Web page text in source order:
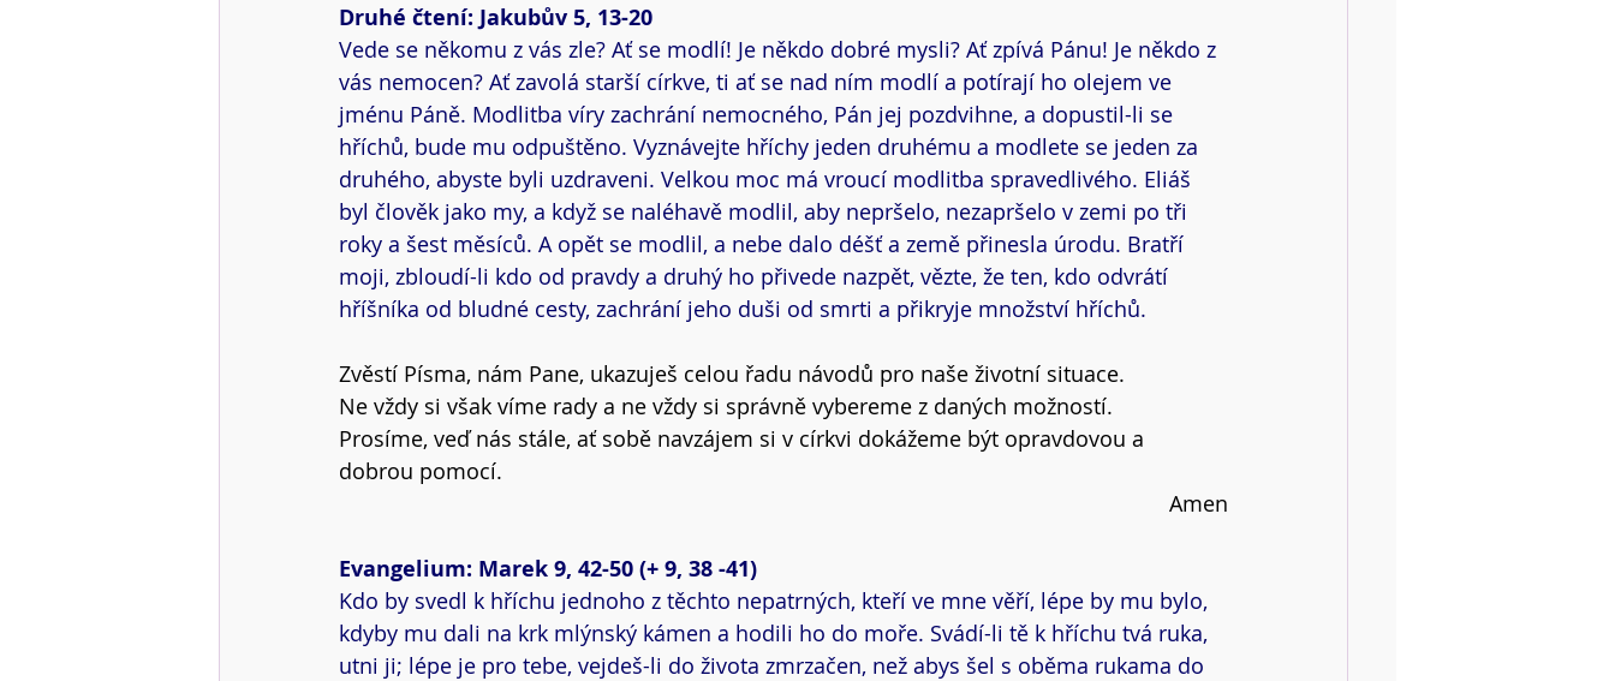
Druhé čtení: Jakubův 5, 13-20
Vede se někomu z vás zle? Ať se modlí! Je někdo dobré mysli? Ať zpívá Pánu! Je někdo z
vás nemocen? Ať zavolá starší církve, ti ať se nad ním modlí a potírají ho olejem ve
jménu Páně. Modlitba víry zachrání nemocného, Pán jej pozdvihne, a dopustil-li se
hříchů, bude mu odpuštěno. Vyznávejte hříchy jeden druhému a modlete se jeden za
druhého, abyste byli uzdraveni. Velkou moc má vroucí modlitba spravedlivého. Eliáš
byl člověk jako my, a když se naléhavě modlil, aby nepršelo, nezapršelo v zemi po tři
roky a šest měsíců. A opět se modlil, a nebe dalo déšť a země přinesla úrodu. Bratří
moji, zbloudí-li kdo od pravdy a druhý ho přivede nazpět, vězte, že ten, kdo odvrátí
hříšníka od bludné cesty, zachrání jeho duši od smrti a přikryje množství hříchů.
Zvěstí Písma, nám Pane, ukazuješ celou řadu návodů pro naše životní situace.
Ne vždy si však víme rady a ne vždy si správně vybereme z daných možností.
Prosíme, veď nás stále, ať sobě navzájem si v církvi dokážeme být opravdovou a
dobrou pomocí.
Amen
Evangelium: Marek 9, 42-50 (+ 9, 38 -41)
Kdo by svedl k hříchu jednoho z těchto nepatrných, kteří ve mne věří, lépe by mu bylo,
kdyby mu dali na krk mlýnský kámen a hodili ho do moře. Svádí-li tě k hříchu tvá ruka,
utni ji; lépe je pro tebe, vejdeš-li do života zmrzačen, než abys šel s oběma rukama do